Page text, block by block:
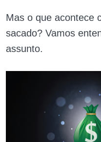
Mas o que acontece
sacado? Vamos
assunto.